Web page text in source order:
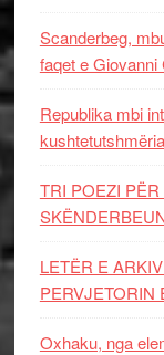
Scanderbeg,
faqet e
Republika mbi
TRI POEZI
LETËR E
PERVJETORIN
Oxhaku, nga